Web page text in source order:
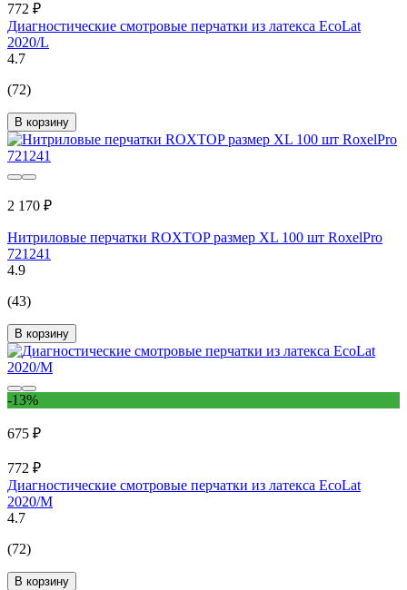
772 ₽
Диагностические смотровые перчатки из латекса EcoLat
2020/L
4.7
(72)
В корзину
2 170 ₽
Нитриловые перчатки ROXTOP размер XL 100 шт RoxelPro
721241
4.9
(43)
В корзину
-13%
675 ₽
772 ₽
Диагностические смотровые перчатки из латекса EcoLat
2020/M
4.7
(72)
В корзину